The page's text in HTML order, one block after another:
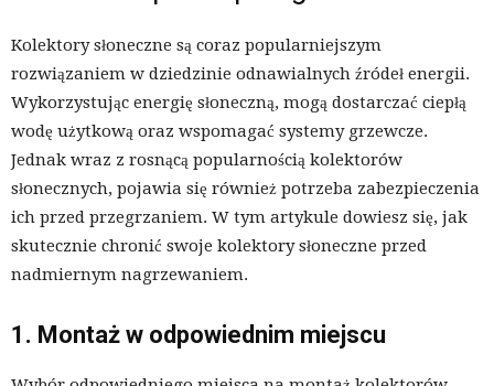
Kolektory słoneczne są coraz popularniejszym
rozwiązaniem w dziedzinie odnawialnych źródeł energii.
Wykorzystując energię słoneczną, mogą dostarczać ciepłą
wodę użytkową oraz wspomagać systemy grzewcze.
Jednak wraz z rosnącą popularnością kolektorów
słonecznych, pojawia się również potrzeba zabezpieczenia
ich przed przegrzaniem. W tym artykule dowiesz się, jak
skutecznie chronić swoje kolektory słoneczne przed
nadmiernym nagrzewaniem.
1. Montaż w odpowiednim miejscu